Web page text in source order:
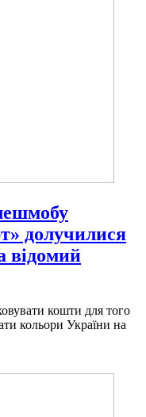
долучилися
відомий
кошти для того
кольори України на